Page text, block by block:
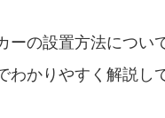
ーの設置方法につい
わかりやすく解説し